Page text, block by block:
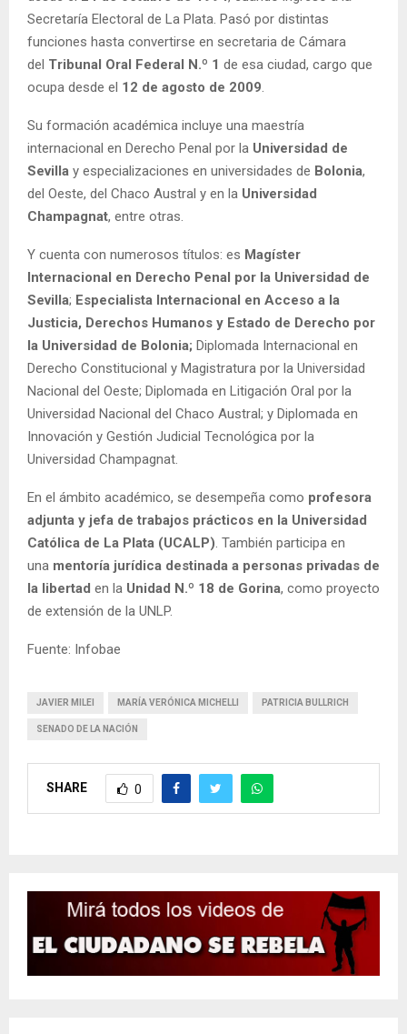
Secretaría Electoral de La Plata. Pasó por distintas
funciones hasta convertirse en secretaria de Cámara
del Tribunal Oral Federal N.º 1 de esa ciudad, cargo que
ocupa desde el 12 de agosto de 2009.
Su formación académica incluye una maestría
internacional en Derecho Penal por la Universidad de
Sevilla y especializaciones en universidades de Bolonia,
del Oeste, del Chaco Austral y en la Universidad
Champagnat, entre otras.
Y cuenta con numerosos títulos: es Magíster
Internacional en Derecho Penal por la Universidad de
Sevilla; Especialista Internacional en Acceso a la
Justicia, Derechos Humanos y Estado de Derecho por
la Universidad de Bolonia; Diplomada Internacional en
Derecho Constitucional y Magistratura por la Universidad
Nacional del Oeste; Diplomada en Litigación Oral por la
Universidad Nacional del Chaco Austral; y Diplomada en
Innovación y Gestión Judicial Tecnológica por la
Universidad Champagnat.
En el ámbito académico, se desempeña como profesora
adjunta y jefa de trabajos prácticos en la Universidad
Católica de La Plata (UCALP). También participa en
una mentoría jurídica destinada a personas privadas de
la libertad en la Unidad N.º 18 de Gorina, como proyecto
de extensión de la UNLP.
Fuente: Infobae
JAVIER MILEI MARÍA VERÓNICA MICHELLI PATRICIA BULLRICH
SENADO DE LA NACIÓN
SHARE 0